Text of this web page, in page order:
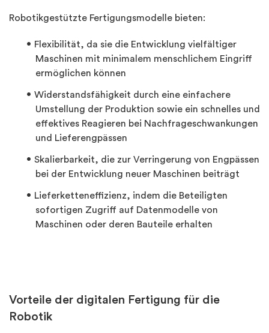
Robotikgestützte Fertigungsmodelle bieten:
Flexibilität, da sie die Entwicklung vielfältiger
Maschinen mit minimalem menschlichem Eingriff
ermöglichen können
Widerstandsfähigkeit durch eine einfachere
Umstellung der Produktion sowie ein schnelles und
effektives Reagieren bei Nachfrageschwankungen
und Lieferengpässen
Skalierbarkeit, die zur Verringerung von Engpässen
bei der Entwicklung neuer Maschinen beiträgt
Lieferketteneffizienz, indem die Beteiligten
sofortigen Zugriff auf Datenmodelle von
Maschinen oder deren Bauteile erhalten
Vorteile der digitalen Fertigung für die
Robotik